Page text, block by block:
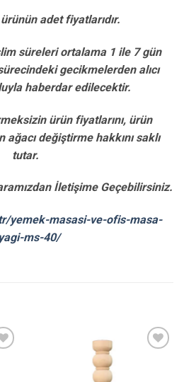
adet fiyatlarıdır.
süreleri ortalama 1 ile 7 gün
gecikmelerden alıcı
haberdar edilecektir.
ürün fiyatlarını, ürün
değiştirme hakkını saklı
tutar.
İletişime Geçebilirsiniz.
yemek-masasi-ve-ofis-masa-
ms-40/